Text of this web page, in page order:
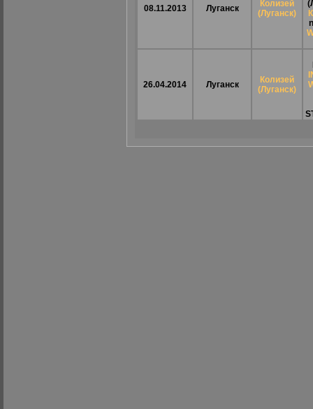
08.11.2013 Луганск
Колизей
(Луганск)
26.04.2014 Луганск
Колизей
(Луганск)